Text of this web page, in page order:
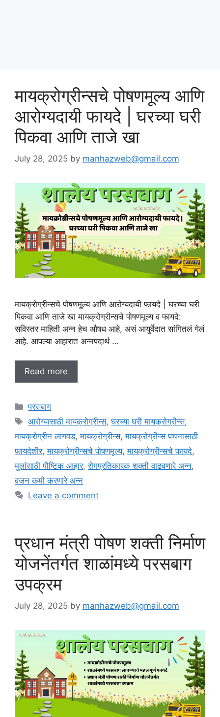
मायक्रोग्रीन्सचे पोषणमूल्य आणि
आरोग्यदायी फायदे | घरच्या घरी
पिकवा आणि ताजे खा
July 28, 2025 by manhazweb@gmail.com
मायक्रोग्रीन्सचे पोषणमूल्य आणि आरोग्यदायी फायदे | घरच्या घरी
पिकवा आणि ताजे खा मायक्रोग्रीन्सचे पोषणमूल्य व फायदे:
सविस्तर माहिती अन्न हेच औषध आहे, असं आयुर्वेदात सांगितलं गेलं
आहे. आपल्या आहारात अन्नपदार्थ …
Read more
C
a
e
g
o
r
i
परसबाग
T
a
g
s
आरोग्यासाठी मायक्रोग्रीन्स,घरच्या घरी मायक्रोग्रीन्स,
मायक्रोग्रीन लागवड,मायक्रोग्रीन्स,मायक्रोग्रीन्स पचनासाठी
फायदेशीर,मायक्रोग्रीन्सचे पोषणमूल्य,मायक्रोग्रीन्सचे फायदे,
मुलांसाठी पौष्टिक आहार,रोगप्रतिकारक शक्ती वाढवणारे अन्न,
वजन कमी करणारे अन्न
Leave a comment
प्रधान मंत्री पोषण शक्ती निर्माण
योजनेंतर्गत शाळांमध्ये परसबाग
उपक्रम
July 28, 2025 by manhazweb@gmail.com